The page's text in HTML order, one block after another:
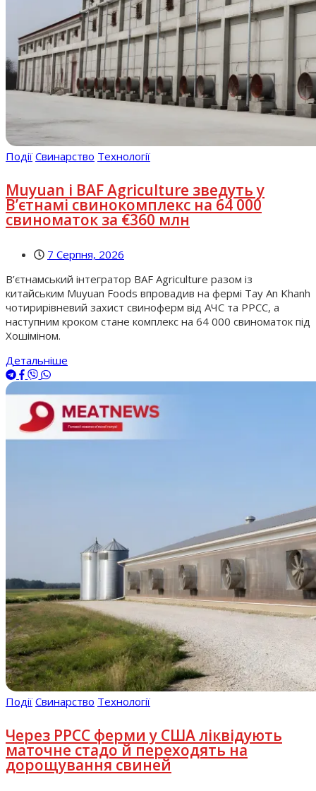
Події Свинарство Технології
Muyuan і BAF Agriculture зведуть у
В’єтнамі свинокомплекс на 64 000
свиноматок за €360 млн
7 Серпня, 2026
В’єтнамський інтегратор BAF Agriculture разом із
китайським Muyuan Foods впровадив на фермі Tay An Khanh
чотирирівневий захист свиноферм від АЧС та РРСС, а
наступним кроком стане комплекс на 64 000 свиноматок під
Хошіміном.
Детальніше
Події Свинарство Технології
Через РРСС ферми у США ліквідують
маточне стадо й переходять на
дорощування свиней